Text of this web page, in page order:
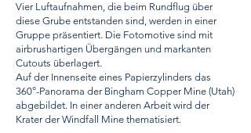
Vier Luftaufnahmen, die beim Rundflug über
diese Grube entstanden sind, werden in einer
Gruppe präsentiert. Die Fotomotive sind mit
airbrushartigen Übergängen und markanten
Cutouts überlagert.
Auf der Innenseite eines Papierzylinders das
360°-Panorama der Bingham Copper Mine (Utah)
abgebildet. In einer anderen Arbeit wird der
Krater der Windfall Mine thematisiert.